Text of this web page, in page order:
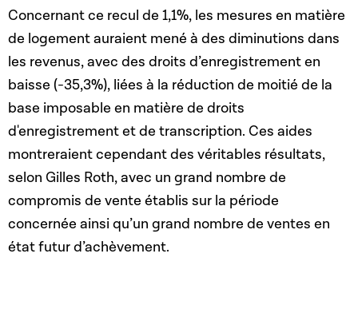
Concernant ce recul de 1,1%, les mesures en matière
de logement auraient mené à des diminutions dans
les revenus, avec des droits d’enregistrement en
baisse (-35,3%), liées à la réduction de moitié de la
base imposable en matière de droits
d'enregistrement et de transcription. Ces aides
montreraient cependant des véritables résultats,
selon Gilles Roth, avec un grand nombre de
compromis de vente établis sur la période
concernée ainsi qu’un grand nombre de ventes en
état futur d’achèvement.